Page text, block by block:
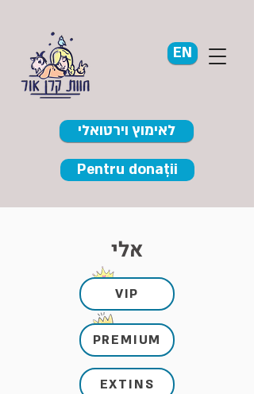
לאימוץ וירטואלי
EN
Pentru donații
אלי
VIP
PREMIUM
EXTINS